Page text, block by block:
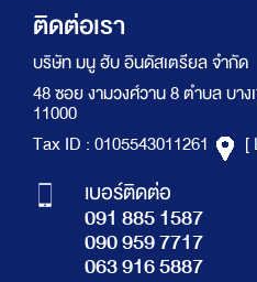
ติดต่อเรา
บริษัท มนู ฮับ อินดัสเตรียล จำกัด
48 ซอย งามวงศ์วาน 8 ตำบล บาง
11000
Tax ID : 0105543011261
เบอร์ติดต่อ
091 885 1587
090 959 7717
063 916 5887